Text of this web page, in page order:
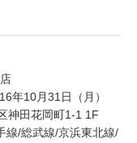
10月31日（月）
田花岡町1-1 1F
/総武線/京浜東北線/